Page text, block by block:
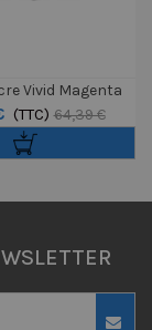
Vivid Magenta
(SC-P800)
(TTC) 64,39 €